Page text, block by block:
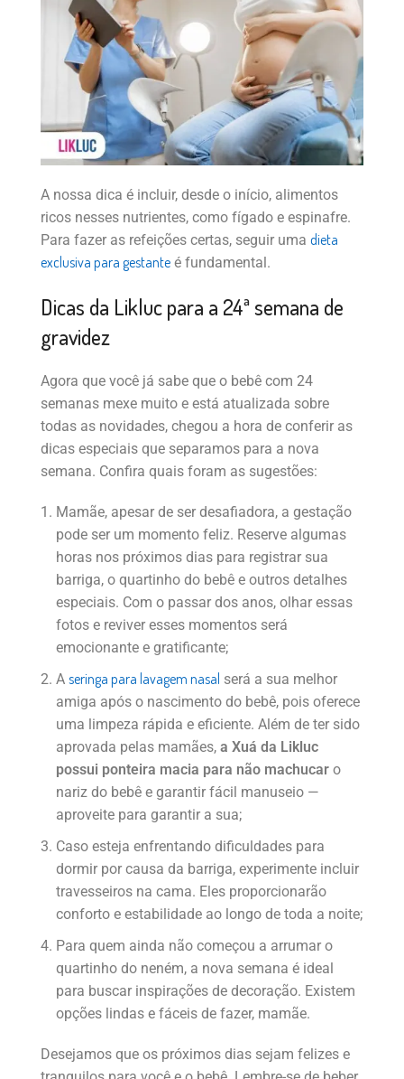
A nossa dica é incluir, desde o início, alimentos
ricos nesses nutrientes, como fígado e espinafre.
Para fazer as refeições certas, seguir uma dieta
exclusiva para gestante é fundamental.
Dicas da Likluc para a 24ª semana de
gravidez
Agora que você já sabe que o bebê com 24
semanas mexe muito e está atualizada sobre
todas as novidades, chegou a hora de conferir as
dicas especiais que separamos para a nova
semana. Confira quais foram as sugestões:
Mamãe, apesar de ser desafiadora, a gestação
pode ser um momento feliz. Reserve algumas
horas nos próximos dias para registrar sua
barriga, o quartinho do bebê e outros detalhes
especiais. Com o passar dos anos, olhar essas
fotos e reviver esses momentos será
emocionante e gratificante;
A seringa para lavagem nasal será a sua melhor
amiga após o nascimento do bebê, pois oferece
uma limpeza rápida e eficiente. Além de ter sido
aprovada pelas mamães, a Xuá da Likluc
possui ponteira macia para não machucar o
nariz do bebê e garantir fácil manuseio —
aproveite para garantir a sua;
Caso esteja enfrentando dificuldades para
dormir por causa da barriga, experimente incluir
travesseiros na cama. Eles proporcionarão
conforto e estabilidade ao longo de toda a noite;
Para quem ainda não começou a arrumar o
quartinho do neném, a nova semana é ideal
para buscar inspirações de decoração. Existem
opções lindas e fáceis de fazer, mamãe.
Desejamos que os próximos dias sejam felizes e